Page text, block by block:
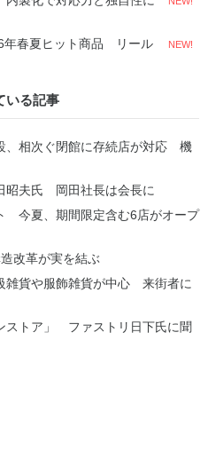
年春夏ヒット商品 リール
NEW!
いる記事
、相次ぐ閉館に存続店が対応 機
昭夫氏 岡田社長は会長に
今夏、期間限定含む6店がオープ
改革が実を結ぶ
貨や服飾雑貨が中心 来街者に
ストア」 ファストリ日下氏に聞